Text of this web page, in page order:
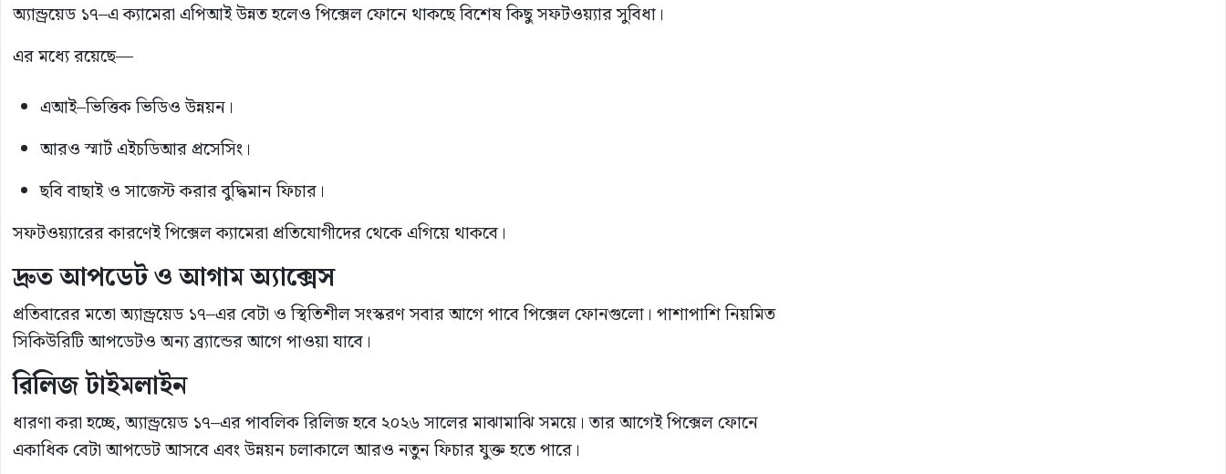
অ্যান্ড্রয়েড ১৭–এ ক্যামেরা এপিআই উন্নত হলেও পিক্সেল ফোনে থাকছে বিশেষ কিছু সফটওয়্যার সুবিধা।
এর মধ্যে রয়েছে—
এআই–ভিত্তিক ভিডিও উন্নয়ন।
আরও স্মার্ট এইচডিআর প্রসেসিং।
ছবি বাছাই ও সাজেস্ট করার বুদ্ধিমান ফিচার।
সফটওয়্যারের কারণেই পিক্সেল ক্যামেরা প্রতিযোগীদের থেকে এগিয়ে থাকবে।
দ্রুত আপডেট ও আগাম অ্যাক্সেস
প্রতিবারের মতো অ্যান্ড্রয়েড ১৭–এর বেটা ও স্থিতিশীল সংস্করণ সবার আগে পাবে পিক্সেল ফোনগুলো। পাশাপাশি নিয়মিত
সিকিউরিটি আপডেটও অন্য ব্র্যান্ডের আগে পাওয়া যাবে।
রিলিজ টাইমলাইন
ধারণা করা হচ্ছে, অ্যান্ড্রয়েড ১৭–এর পাবলিক রিলিজ হবে ২০২৬ সালের মাঝামাঝি সময়ে। তার আগেই পিক্সেল ফোনে
একাধিক বেটা আপডেট আসবে এবং উন্নয়ন চলাকালে আরও নতুন ফিচার যুক্ত হতে পারে।